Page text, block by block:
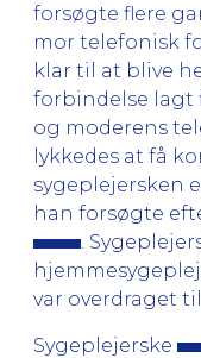
forsøgte flere
mor telefonisk
klar til at blive
forbindelse lagt
og moderens
lykkedes at få
sygeplejersken
han forsøgte
.
var overdraget til
Sygeplejerske